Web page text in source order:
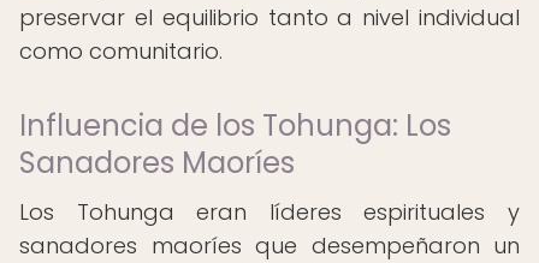
preservar el equilibrio tanto a nivel individual
como comunitario.
Influencia de los Tohunga: Los
Sanadores Maoríes
Los Tohunga eran líderes espirituales y
sanadores maoríes que desempeñaron un